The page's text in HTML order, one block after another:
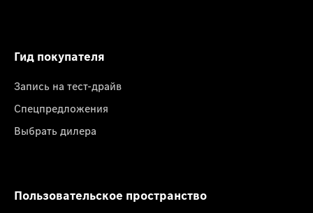
Гид покупателя
Запись на тест-драйв
Спецпредложения
Выбрать дилера
Пользовательское пространство